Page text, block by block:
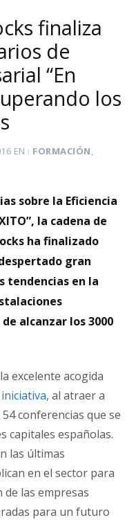
finaliza
de
“En
los
EN FORMACIÓN,
sobre la Eficiencia
la cadena de
ha finalizado
gran
tendencias en la
alcanzar los 3000
excelente acogida
, al atraer a
conferencias que se
capitales españolas.
las últimas
en el sector para
las empresas
para un futuro